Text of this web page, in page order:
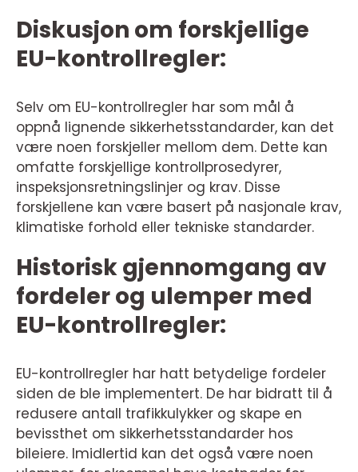
Diskusjon om forskjellige
EU-kontrollregler:
Selv om EU-kontrollregler har som mål å
oppnå lignende sikkerhetsstandarder, kan det
være noen forskjeller mellom dem. Dette kan
omfatte forskjellige kontrollprosedyrer,
inspeksjonsretningslinjer og krav. Disse
forskjellene kan være basert på nasjonale krav,
klimatiske forhold eller tekniske standarder.
Historisk gjennomgang av
fordeler og ulemper med
EU-kontrollregler:
EU-kontrollregler har hatt betydelige fordeler
siden de ble implementert. De har bidratt til å
redusere antall trafikkulykker og skape en
bevissthet om sikkerhetsstandarder hos
bileiere. Imidlertid kan det også være noen